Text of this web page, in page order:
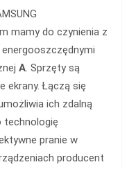
mamy do czynienia z
A. Sprzęty są
ekrany. Łączą się
ich zdalną
technologię
pranie w
producent